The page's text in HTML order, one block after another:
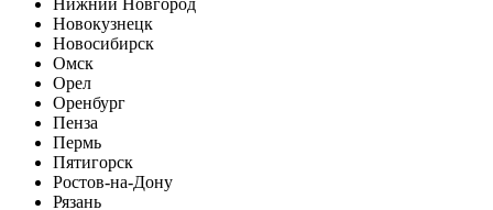
Нижний Новгород
Новокузнецк
Новосибирск
Омск
Орел
Оренбург
Пенза
Пермь
Пятигорск
Ростов-на-Дону
Рязань